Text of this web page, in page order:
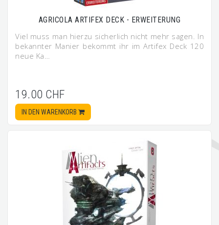
AGRICOLA ARTIFEX DECK - ERWEITERUNG
Viel muss man hierzu sicherlich nicht mehr sagen. In
bekannter Manier bekommt ihr im Artifex Deck 120
neue Ka…
19.00 CHF
IN DEN WARENKORB